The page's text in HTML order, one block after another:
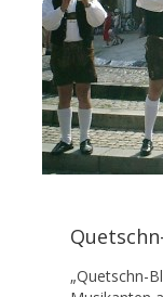
„Quetschn-